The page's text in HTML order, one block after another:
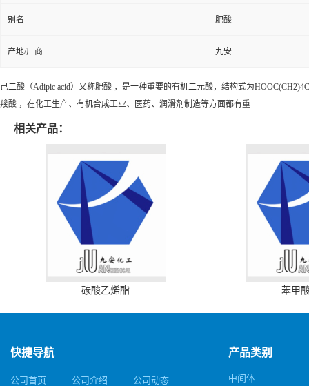
别名 肥酸
产地/厂商 九安
己二酸（Adipic acid）又称肥酸 ，是一种重要的有机二元酸，结构式为HOOC(CH2)4
羧酸 ，在化工生产、有机合成工业、医药、润滑剂制造等方面都有重
相关产品：
碳酸乙烯酯 苯甲
快捷导航
公司首页 公司介绍 公司动态
产品类别
中间体